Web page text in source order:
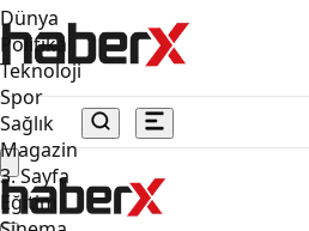
Dünya
Politika
Teknoloji
Spor
Sağlık
Magazin
3. Sayfa
Eğitim